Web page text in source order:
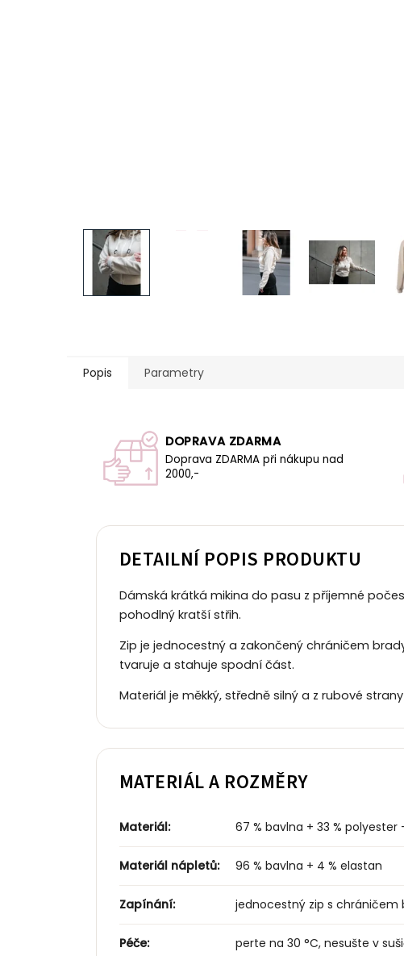
Popis Parametry
DOPRAVA ZDARMA
Doprava ZDARMA při nákupu nad
2000,-
DETAILNÍ POPIS PRODUKTU
Dámská krátká mikina do pasu z příjemné
pohodlný kratší střih.
Zip je jednocestný a zakončený chráničem
tvaruje a stahuje spodní část.
Materiál je měkký, středně silný a z rubové
MATERIÁL A ROZMĚRY
Materiál: 67 % bavlna + 33 %
Materiál nápletů: 96 % bavlna + 4 % elastan
Zapínání: jednocestný zip s chráničem
Péče: perte na 30 °C, nesušte v